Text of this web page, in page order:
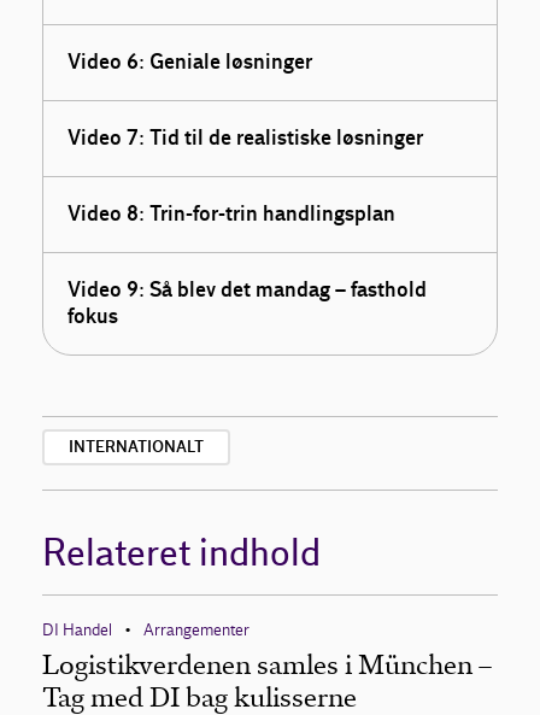
Video 6: Geniale løsninger
Video 7: Tid til de realistiske løsninger
Video 8: Trin-for-trin handlingsplan
Video 9: Så blev det mandag – fasthold
fokus
INTERNATIONALT
Relateret indhold
DI Handel • Arrangementer
Logistikverdenen samles i München –
Tag med DI bag kulisserne